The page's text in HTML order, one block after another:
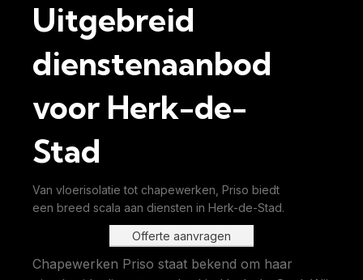
Uitgebreid
dienstenaanbod
voor Herk-de-
Stad
Van vloerisolatie tot chapewerken, Priso biedt
een breed scala aan diensten in Herk-de-Stad.
Offerte aanvragen
Chapewerken Priso staat bekend om haar